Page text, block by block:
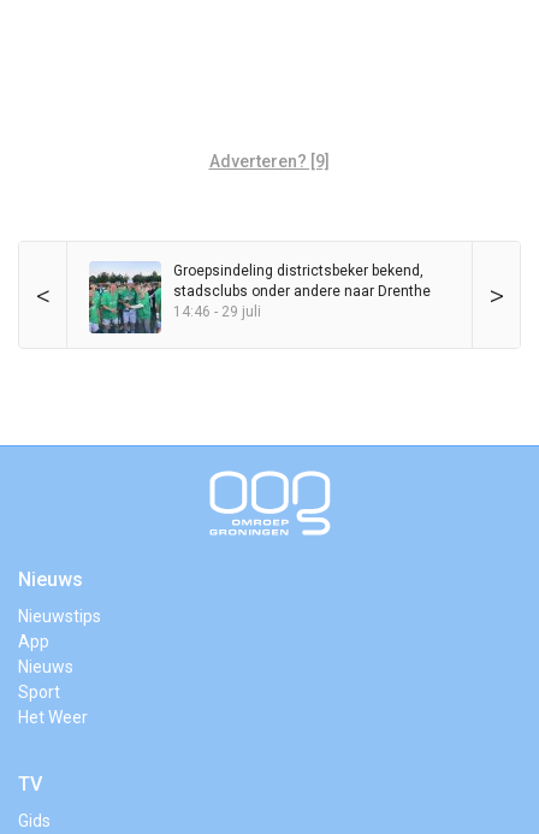
Adverteren? [9]
< >
Groepsindeling districtsbeker bekend,
stadsclubs onder andere naar Drenthe
14:46 - 29 juli
Nieuws
Nieuwstips
App
Nieuws
Sport
Het Weer
TV
Gids